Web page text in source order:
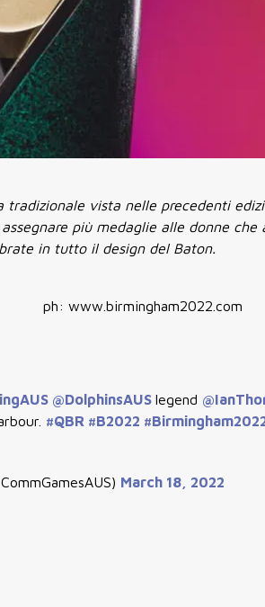
vista nelle precedenti
più medaglie alle donne
in tutto il design del Baton.
ph: www.birmingham2022.com
@DolphinsAUS legend
#QBR #B2022
March 18, 2022